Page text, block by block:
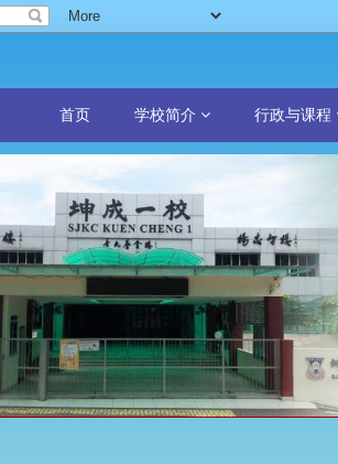
首页 学校简介 行政与课程